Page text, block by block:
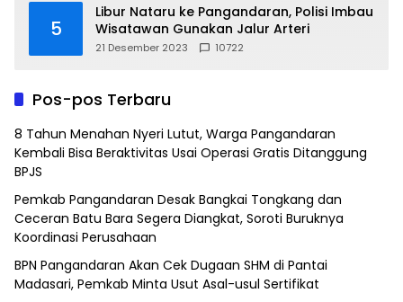
5
Libur Nataru ke Pangandaran, Polisi Imbau
Wisatawan Gunakan Jalur Arteri
21 Desember 2023 10722
Pos-pos Terbaru
8 Tahun Menahan Nyeri Lutut, Warga Pangandaran
Kembali Bisa Beraktivitas Usai Operasi Gratis Ditanggung
BPJS
Pemkab Pangandaran Desak Bangkai Tongkang dan
Ceceran Batu Bara Segera Diangkat, Soroti Buruknya
Koordinasi Perusahaan
BPN Pangandaran Akan Cek Dugaan SHM di Pantai
Madasari, Pemkab Minta Usut Asal-usul Sertifikat